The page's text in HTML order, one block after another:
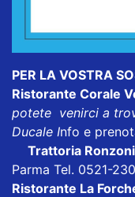
PER LA VOSTRA
Ristorante Corale
potete venirci a
Ducale Info e
Trattoria Ronzoni
Parma Tel. 0521-
Ristorante La